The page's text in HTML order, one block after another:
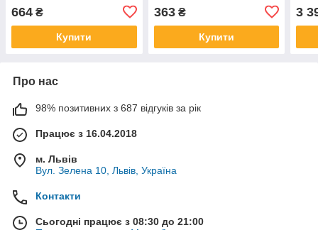
664 ₴
Купити
363₴
Купити
3
Про нас
98% позитивних з 687 відгуків за рік
Працює з 16.04.2018
м. Львів
Вул. Зелена 10, Львів, Україна
Контакти
Сьогодні працює з 08:30 до 21:00